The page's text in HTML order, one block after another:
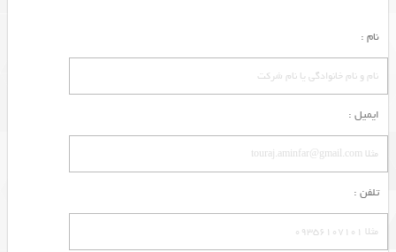
نام :
ایمیل :
تلفن :